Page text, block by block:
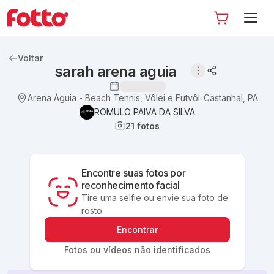
Voltar
sarah arena aguia
Arena Águia - Beach Tennis, Vôlei e Futvôlei.Castanhal, PA
ROMULO PAIVA DA SILVA
21 fotos
Encontre suas fotos por
reconhecimento facial
Tire uma selfie ou envie sua foto de
rosto.
Encontrar
Fotos ou vídeos não identificados